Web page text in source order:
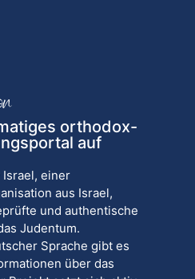
orthodox-
auf
einer
aus Israel,
und authentische
Judentum.
Sprache gibt es
über das